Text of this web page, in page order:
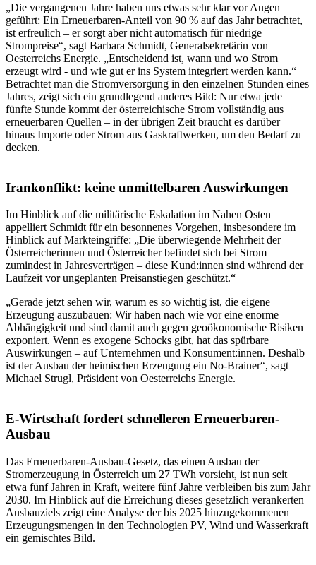
„Die vergangenen Jahre haben uns etwas sehr klar vor Augen
geführt: Ein Erneuerbaren-Anteil von 90 % auf das Jahr betrachtet,
ist erfreulich – er sorgt aber nicht automatisch für niedrige
Strompreise“, sagt Barbara Schmidt, Generalsekretärin von
Oesterreichs Energie. „Entscheidend ist, wann und wo Strom
erzeugt wird - und wie gut er ins System integriert werden kann.“
Betrachtet man die Stromversorgung in den einzelnen Stunden eines
Jahres, zeigt sich ein grundlegend anderes Bild: Nur etwa jede
fünfte Stunde kommt der österreichische Strom vollständig aus
erneuerbaren Quellen – in der übrigen Zeit braucht es darüber
hinaus Importe oder Strom aus Gaskraftwerken, um den Bedarf zu
decken.
Irankonflikt: keine unmittelbaren Auswirkungen
Im Hinblick auf die militärische Eskalation im Nahen Osten
appelliert Schmidt für ein besonnenes Vorgehen, insbesondere im
Hinblick auf Markteingriffe: „Die überwiegende Mehrheit der
Österreicherinnen und Österreicher befindet sich bei Strom
zumindest in Jahresverträgen – diese Kund:innen sind während der
Laufzeit vor ungeplanten Preisanstiegen geschützt.“
„Gerade jetzt sehen wir, warum es so wichtig ist, die eigene
Erzeugung auszubauen: Wir haben nach wie vor eine enorme
Abhängigkeit und sind damit auch gegen geoökonomische Risiken
exponiert. Wenn es exogene Schocks gibt, hat das spürbare
Auswirkungen – auf Unternehmen und Konsument:innen. Deshalb
ist der Ausbau der heimischen Erzeugung ein No-Brainer“, sagt
Michael Strugl, Präsident von Oesterreichs Energie.
E-Wirtschaft fordert schnelleren Erneuerbaren-
Ausbau
Das Erneuerbaren-Ausbau-Gesetz, das einen Ausbau der
Stromerzeugung in Österreich um 27 TWh vorsieht, ist nun seit
etwa fünf Jahren in Kraft, weitere fünf Jahre verbleiben bis zum Jahr
2030. Im Hinblick auf die Erreichung dieses gesetzlich verankerten
Ausbauziels zeigt eine Analyse der bis 2025 hinzugekommenen
Erzeugungsmengen in den Technologien PV, Wind und Wasserkraft
ein gemischtes Bild.